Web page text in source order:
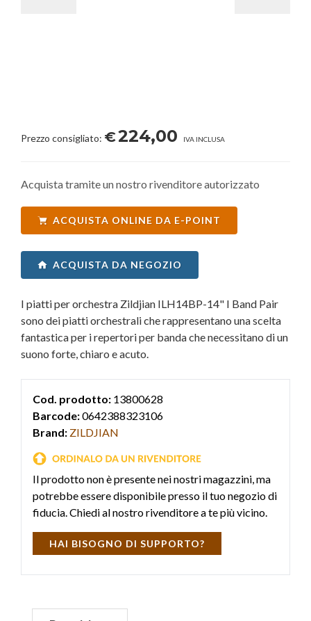
Prezzo consigliato: €224,00 IVA INCLUSA
Acquista tramite un nostro rivenditore autorizzato
ACQUISTA ONLINE DA E-POINT
ACQUISTA DA NEGOZIO
I piatti per orchestra Zildjian ILH14BP-14" I Band Pair
sono dei piatti orchestrali che rappresentano una scelta
fantastica per i repertori per banda che necessitano di un
suono forte, chiaro e acuto.
Cod. prodotto: 13800628
Barcode:0642388323106
Brand: ZILDJIAN
Il prodotto non è presente nei nostri magazzini, ma
potrebbe essere disponibile presso il tuo negozio di
fiducia. Chiedi al nostro rivenditore a te più vicino.
HAI BISOGNO DI SUPPORTO?